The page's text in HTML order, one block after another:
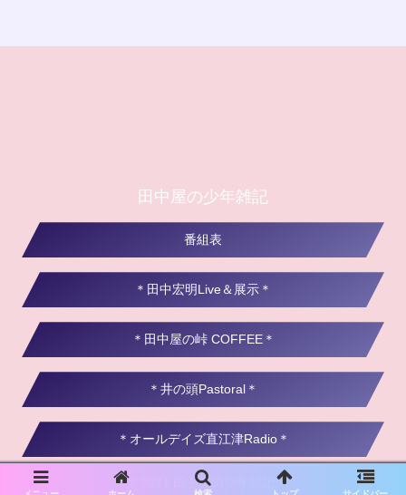
田中屋の少年雑記
番組表
＊田中宏明Live＆展示＊
＊田中屋の峠 COFFEE＊
＊井の頭Pastoral＊
＊オールデイズ直江津Radio＊
© 2021 田中屋の少年雑記.